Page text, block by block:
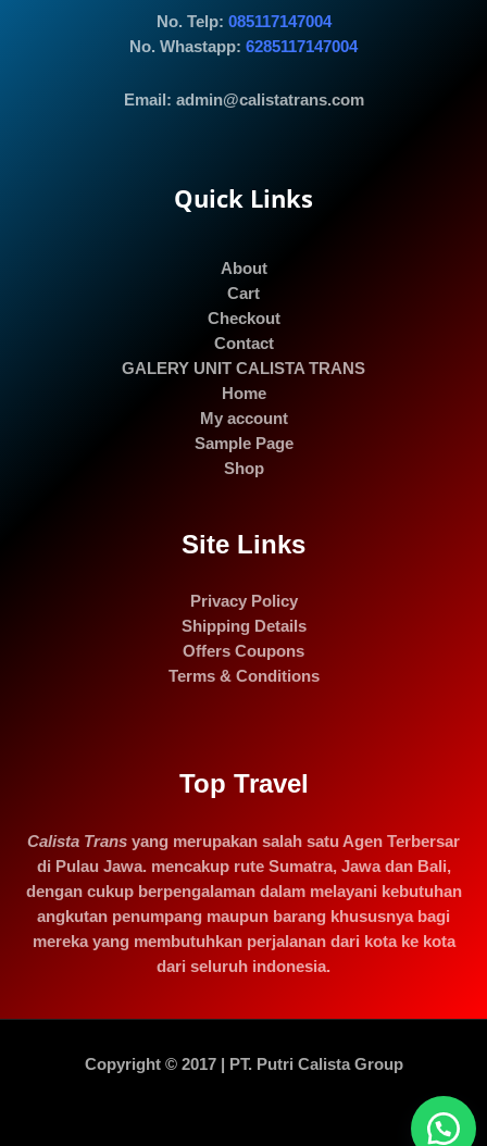
No. Telp: 085117147004
No. Whastapp: 6285117147004
Email: admin@calistatrans.com
Quick Links
About
Cart
Checkout
Contact
GALERY UNIT CALISTA TRANS
Home
My account
Sample Page
Shop
Site Links
Privacy Policy
Shipping Details
Offers Coupons
Terms & Conditions
Top Travel
Calista Trans yang merupakan salah satu Agen Terbersar
di Pulau Jawa. mencakup rute Sumatra, Jawa dan Bali,
dengan cukup berpengalaman dalam melayani kebutuhan
angkutan penumpang maupun barang khususnya bagi
mereka yang membutuhkan perjalanan dari kota ke kota
dari seluruh indonesia.
Copyright © 2017 | PT. Putri Calista Group